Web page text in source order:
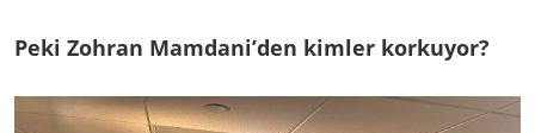
Peki Zohran Mamdani’den kimler korkuyor?